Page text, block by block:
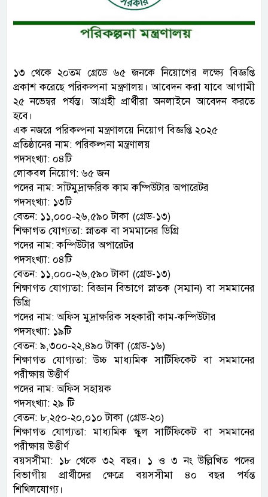
১৩ থেকে ২০তম গ্রেডে ৬৫ জনকে নিয়োগের লক্ষ্যে বিজ্ঞপ্তি
প্রকাশ করেছে পরিকল্পনা মন্ত্রণালয়। আবেদন করা যাবে আগামী
২৫ নভেম্বর পর্যন্ত। আগ্রহী প্রার্থীরা অনলাইনে আবেদন করতে
হবে।
এক নজরে পরিকল্পনা মন্ত্রণালয়ে নিয়োগ বিজ্ঞপ্তি ২০২৫
প্রতিষ্ঠানের নাম: পরিকল্পনা মন্ত্রণালয়
পদসংখ্যা: ০৪টি
লোকবল নিয়োগ: ৬৫ জন
পদের নাম: সাঁটমুদ্রাক্ষরিক কাম কম্পিউটার অপারেটর
পদসংখ্যা: ১৩টি
বেতন: ১১,০০০-২৬,৫৯০ টাকা (গ্রেড-১৩)
শিক্ষাগত যোগ্যতা: স্নাতক বা সমমানের ডিগ্রি
পদের নাম: কম্পিউটার অপারেটর
পদসংখ্যা: ০৪টি
বেতন: ১১,০০০-২৬,৫৯০ টাকা (গ্রেড-১৩)
শিক্ষাগত যোগ্যতা: বিজ্ঞান বিভাগে স্নাতক (সম্মান) বা সমমানের
ডিগ্রি
পদের নাম: অফিস মুদ্রাক্ষরিক সহকারী কাম-কম্পিউটার
পদসংখ্যা: ১৯টি
বেতন: ৯,৩০০-২২,৪৯০ টাকা (গ্রেড-১৬)
শিক্ষাগত যোগ্যতা: উচ্চ মাধ্যমিক সার্টিফিকেট বা সমমানের
পরীক্ষায় উত্তীর্ণ
পদের নাম: অফিস সহায়ক
পদসংখ্যা: ২৯ টি
বেতন: ৮,২৫০-২০,০১০ টাকা (গ্রেড-২০)
শিক্ষাগত যোগ্যতা: মাধ্যমিক স্কুল সার্টিফিকেট বা সমমানের
পরীক্ষায় উত্তীর্ণ
বয়সসীমা: ১৮ থেকে ৩২ বছর। ১ ও ৩ নং উল্লিখিত পদের
বিভাগীয় প্রার্থীদের ক্ষেত্রে বয়সসীমা ৪০ বছর পর্যন্ত
শিথিলযোগ্য।